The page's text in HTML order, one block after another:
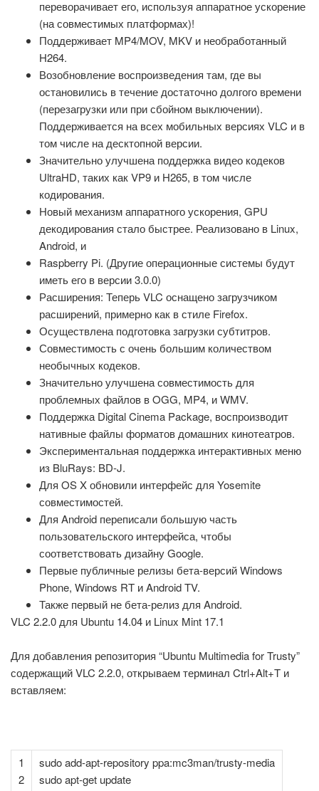
переворачивает его, используя аппаратное ускорение
(на совместимых платформах)!
Поддерживает MP4/MOV, MKV и необработанный
H264.
Возобновление воспроизведения там, где вы
остановились в течение достаточно долгого времени
(перезагрузки или при сбойном выключении).
Поддерживается на всех мобильных версиях VLC и в
том числе на десктопной версии.
Значительно улучшена поддержка видео кодеков
UltraHD, таких как VP9 и H265, в том числе
кодирования.
Новый механизм аппаратного ускорения, GPU
декодирования стало быстрее. Реализовано в Linux,
Android, и
Raspberry Pi. (Другие операционные системы будут
иметь его в версии 3.0.0)
Расширения: Теперь VLC оснащено загрузчиком
расширений, примерно как в стиле Firefox.
Осуществлена подготовка загрузки субтитров.
Совместимость с очень большим количеством
необычных кодеков.
Значительно улучшена совместимость для
проблемных файлов в OGG, MP4, и WMV.
Поддержка Digital Cinema Package, воспроизводит
нативные файлы форматов домашних кинотеатров.
Экспериментальная поддержка интерактивных меню
из BluRays: BD-J.
Для OS X обновили интерфейс для Yosemite
совместимостей.
Для Android переписали большую часть
пользовательского интерфейса, чтобы
соответствовать дизайну Google.
Первые публичные релизы бета-версий Windows
Phone, Windows RT и Android TV.
Также первый не бета-релиз для Android.
VLC 2.2.0 для Ubuntu 14.04 и Linux Mint 17.1
Для добавления репозитория “Ubuntu Multimedia for Trusty”
содержащий VLC 2.2.0, открываем терминал Ctrl+Alt+T и
вставляем:
1
2
sudo add-apt-repository ppa:mc3man/trusty-media
sudo apt-get update